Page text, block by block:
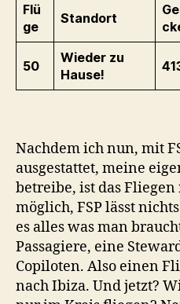
Flü
ge
Standort
50
Wieder zu
Hause!
Nachdem ich nun, mit
ausgestattet, meine
betreibe, ist das
möglich, FSP lässt
es alles was man
Passagiere, eine
Copiloten. Also einen
nach Ibiza. Und jetzt?